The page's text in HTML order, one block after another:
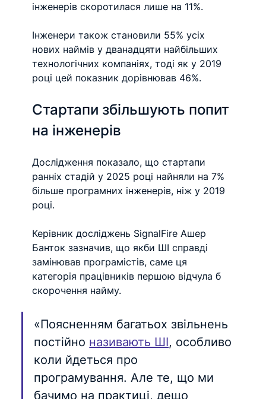
інженерів скоротилася лише на 11%.
Інженери також становили 55% усіх
нових наймів у дванадцяти найбільших
технологічних компаніях, тоді як у 2019
році цей показник дорівнював 46%.
Стартапи збільшують попит
на інженерів
Дослідження показало, що стартапи
ранніх стадій у 2025 році найняли на 7%
більше програмних інженерів, ніж у 2019
році.
Керівник досліджень SignalFire Ашер
Банток зазначив, що якби ШІ справді
замінював програмістів, саме ця
категорія працівників першою відчула б
скорочення найму.
«Поясненням багатьох звільнень
постійно називають ШІ, особливо
коли йдеться про
програмування. Але те, що ми
бачимо на практиці, дещо